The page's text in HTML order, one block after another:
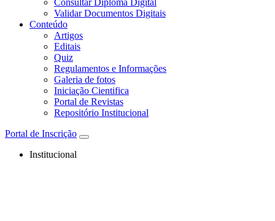
Consultar Diploma Digital
Validar Documentos Digitais
Conteúdo
Artigos
Editais
Quiz
Regulamentos e Informações
Galeria de fotos
Iniciação Cientifica
Portal de Revistas
Repositório Institucional
Portal de Inscrição
Institucional